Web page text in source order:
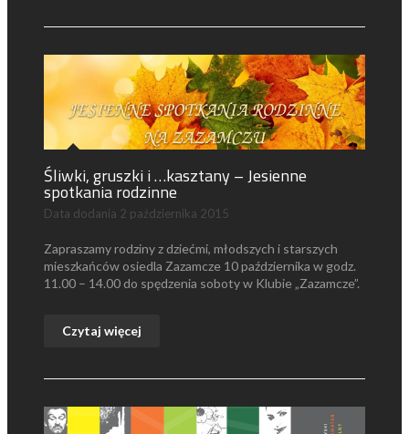
Śliwki, gruszki i …kasztany – Jesienne
spotkania rodzinne
Data dodania 2 października 2015
Zapraszamy rodziny z dziećmi, młodszych i starszych
mieszkańców osiedla Zazamcze 10 października w godz.
11.00 – 14.00 do spędzenia soboty w Klubie „Zazamcze”.
Czytaj więcej